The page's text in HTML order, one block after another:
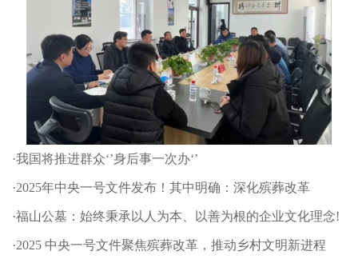
·我国将推进群众‘’身后事一次办‘’
·2025年中央一号文件发布！其中明确：深化殡葬改革
·福山公墓：始终秉承以人为本、以善为根的企业文化理念!
·2025 中央一号文件聚焦殡葬改革，推动乡村文明新进程